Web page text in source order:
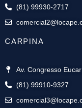
(81) 99930-2717
CARPINA
Av. Congresso
(81) 99910-9327